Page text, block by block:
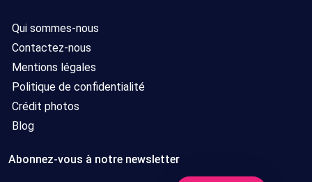
Qui sommes-nous
Contactez-nous
Mentions légales
Politique de confidentialité
Crédit photos
Blog
Abonnez-vous à notre newsletter